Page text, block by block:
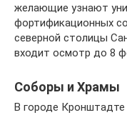
желающие узнают
фортификационных
северной столицы
входит осмотр до 8
Соборы и Храмы
В городе Кронштадте